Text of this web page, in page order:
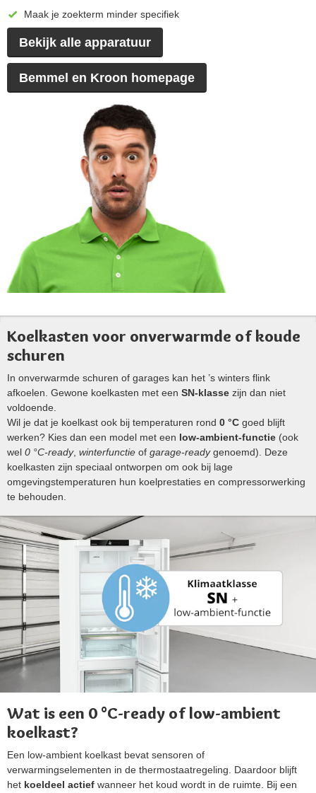
Maak je zoekterm minder specifiek
Bekijk alle apparatuur
Bemmel en Kroon homepage
Koelkasten voor onverwarmde of koude
schuren
In onverwarmde schuren of garages kan het ’s winters flink
afkoelen. Gewone koelkasten met een SN-klasse zijn dan niet
voldoende.
Wil je dat je koelkast ook bij temperaturen rond 0 °C goed blijft
werken? Kies dan een model met een low-ambient-functie (ook
wel 0 °C-ready, winterfunctie of garage-readygenoemd). Deze
koelkasten zijn speciaal ontworpen om ook bij lage
omgevingstemperaturen hun koelprestaties en compressorwerking
te behouden.
Wat is een 0 °C-ready of low-ambient
koelkast?
Een low-ambient koelkast bevat sensoren of
verwarmingselementen in de thermostaatregeling. Daardoor blijft
het koeldeel actief wanneer het koud wordt in de ruimte. Bij een